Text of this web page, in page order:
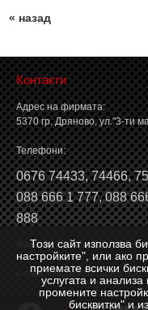
« назад
Контакти
Адрес на фирмата:
5370 гр. Дряново, ул."3-ти
Телефони:
0676 74433,74466,
088 666 1 777,088
888
Факс: 0676 74546, 74466
e-mail:
Този сайт използва
настройките", или ако
приемате всички
услугата и
промените
бисквитки" и